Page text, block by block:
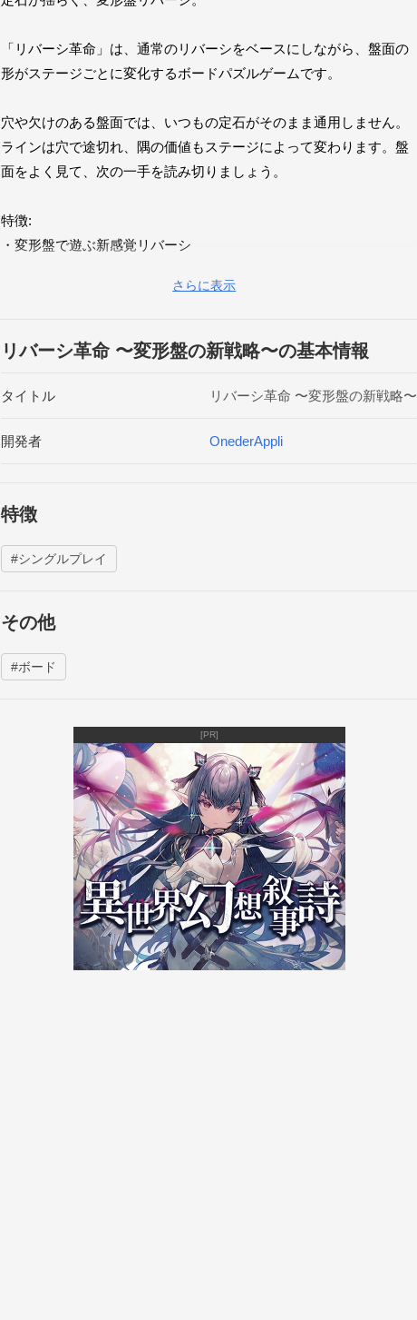
「リバーシ革命」は、通常のリバーシをベースにしながら、盤面の
形がステージごとに変化するボードパズルゲームです。
穴や欠けのある盤面では、いつもの定石がそのまま通用しません。
ラインは穴で途切れ、隅の価値もステージによって変わります。盤
面をよく見て、次の一手を読み切りましょう。
特徴:
・変形盤で遊ぶ新感覚リバーシ
・美しい盤面、石、反転演出
変化する盤面を制し、革命の一手を決めましょう。
さらに表示
リバーシ革命 〜変形盤の新戦略〜の基本情報
タイトル リバーシ革命 〜変形盤の新戦略〜
開発者 OnederAppli
特徴
#シングルプレイ
その他
#ボード
[PR]